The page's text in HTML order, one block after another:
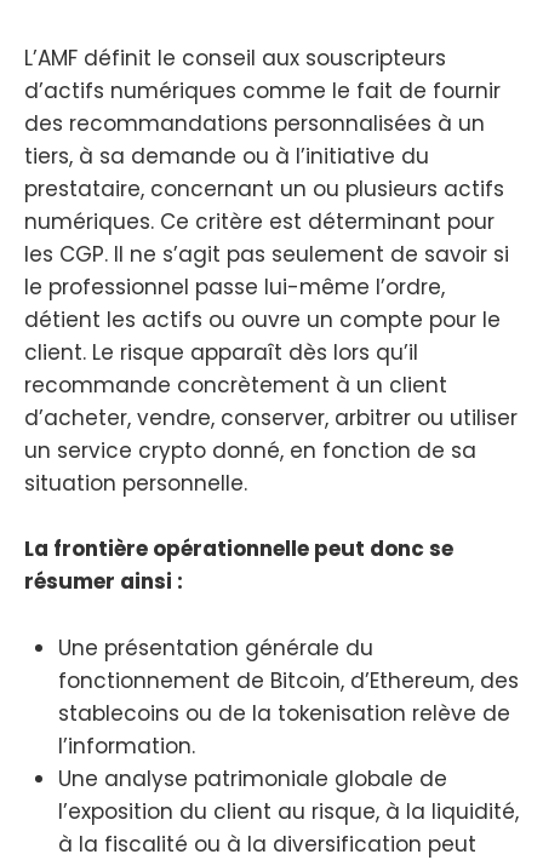
L’AMF définit le conseil aux souscripteurs
d’actifs numériques comme le fait de fournir
des recommandations personnalisées à un
tiers, à sa demande ou à l’initiative du
prestataire, concernant un ou plusieurs actifs
numériques. Ce critère est déterminant pour
les CGP. Il ne s’agit pas seulement de savoir si
le professionnel passe lui-même l’ordre,
détient les actifs ou ouvre un compte pour le
client. Le risque apparaît dès lors qu’il
recommande concrètement à un client
d’acheter, vendre, conserver, arbitrer ou utiliser
un service crypto donné, en fonction de sa
situation personnelle.
La frontière opérationnelle peut donc se
résumer ainsi :
Une présentation générale du
fonctionnement de Bitcoin, d’Ethereum, des
stablecoins ou de la tokenisation relève de
l’information.
Une analyse patrimoniale globale de
l’exposition du client au risque, à la liquidité,
à la fiscalité ou à la diversification peut